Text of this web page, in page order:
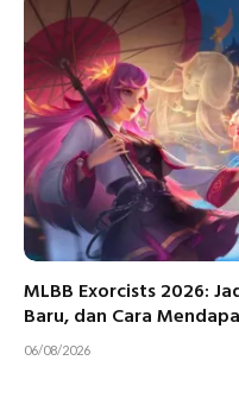
MLBB Exorcists 2026:
Baru, dan Cara
06/08/2026